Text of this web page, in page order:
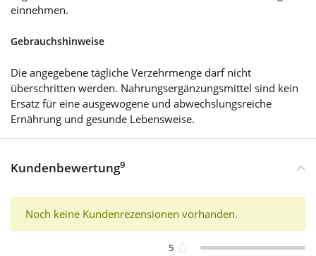
einnehmen.
Gebrauchshinweise
Die angegebene tägliche Verzehrmenge darf nicht
überschritten werden. Nahrungsergänzungsmittel sind kein
Ersatz für eine ausgewogene und abwechslungsreiche
Ernährung und gesunde Lebensweise.
Kundenbewertung9
Noch keine Kundenrezensionen vorhanden.
5